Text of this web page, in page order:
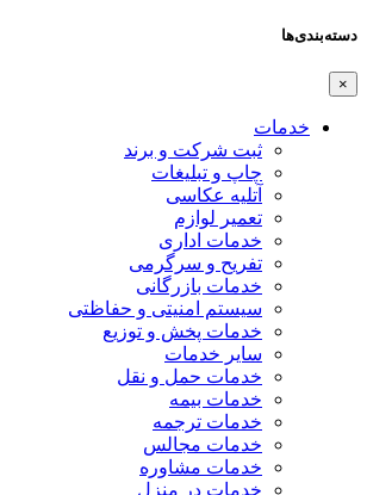
دسته‌بندی‌ها
×
خدمات
ثبت شرکت و برند
چاپ و تبلیغات
آتلیه عکاسی
تعمیر لوازم
خدمات اداری
تفریح و سرگرمی
خدمات بازرگانی
سیستم امنیتی و حفاظتی
خدمات پخش و توزیع
سایر خدمات
خدمات حمل و نقل
خدمات بیمه
خدمات ترجمه
خدمات مجالس
خدمات مشاوره
خدمات در منزل